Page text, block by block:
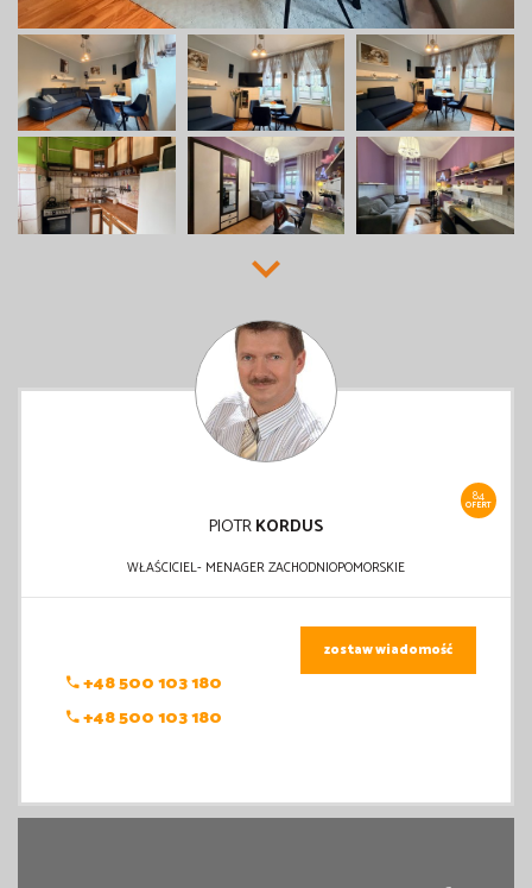
84
OFERT
PIOTRKORDUS
WŁAŚCICIEL- MENAGER ZACHODNIOPOMORSKIE
+48 500 103 180
+48 500 103 180
zostaw wiadomość